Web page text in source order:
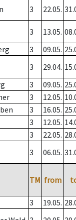
3 22.05.
3 13.05.
3 09.05.
3 29.04.
3 09.05.
3 12.05.
3 16.05.
3 12.05.
3 22.05.
3 06.05.
TM from
3 19.05.